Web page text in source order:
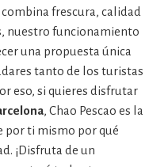
frescura, calidad
nuestro funcionamiento
una propuesta única
tanto de los turistas
eso, si quieres disfrutar
, Chao Pescao es la
por ti mismo por qué
¡Disfruta de un